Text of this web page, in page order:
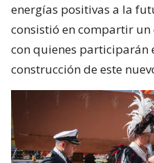
energías positivas a la
consistió en compartir
con quienes participarán
construcción de este